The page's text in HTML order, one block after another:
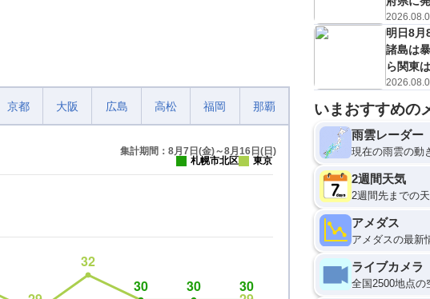
京都 大阪 広島 高松 福岡 那覇
集計期間：8月7日(金)～8月16日(日)
札幌市北区
東京
明日8
諸島は
ら関東
いまおすすめの
雨雲レーダー
現在の雨雲の動
2週間天気
2週間先までの
アメダス
アメダスの最新
ライブカメラ
全国2500地点の